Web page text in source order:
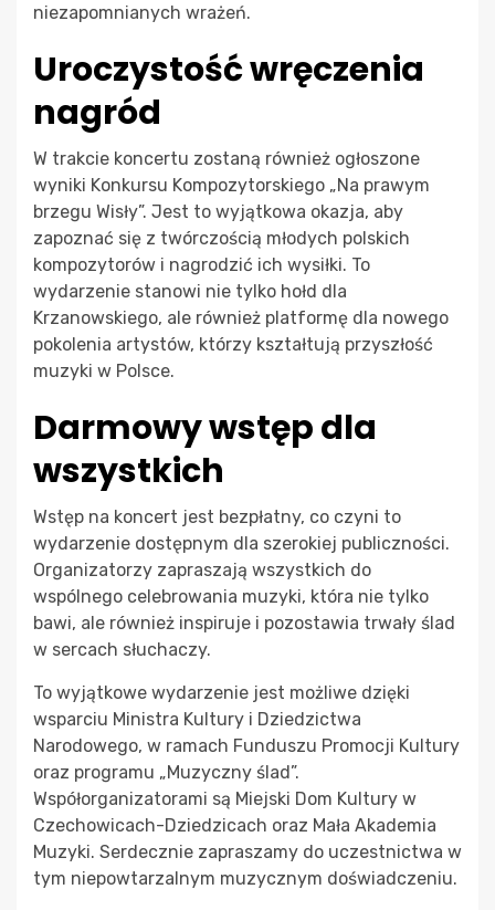
niezapomnianych wrażeń.
Uroczystość wręczenia
nagród
W trakcie koncertu zostaną również ogłoszone
wyniki Konkursu Kompozytorskiego „Na prawym
brzegu Wisły”. Jest to wyjątkowa okazja, aby
zapoznać się z twórczością młodych polskich
kompozytorów i nagrodzić ich wysiłki. To
wydarzenie stanowi nie tylko hołd dla
Krzanowskiego, ale również platformę dla nowego
pokolenia artystów, którzy kształtują przyszłość
muzyki w Polsce.
Darmowy wstęp dla
wszystkich
Wstęp na koncert jest bezpłatny, co czyni to
wydarzenie dostępnym dla szerokiej publiczności.
Organizatorzy zapraszają wszystkich do
wspólnego celebrowania muzyki, która nie tylko
bawi, ale również inspiruje i pozostawia trwały ślad
w sercach słuchaczy.
To wyjątkowe wydarzenie jest możliwe dzięki
wsparciu Ministra Kultury i Dziedzictwa
Narodowego, w ramach Funduszu Promocji Kultury
oraz programu „Muzyczny ślad”.
Współorganizatorami są Miejski Dom Kultury w
Czechowicach-Dziedzicach oraz Mała Akademia
Muzyki. Serdecznie zapraszamy do uczestnictwa w
tym niepowtarzalnym muzycznym doświadczeniu.